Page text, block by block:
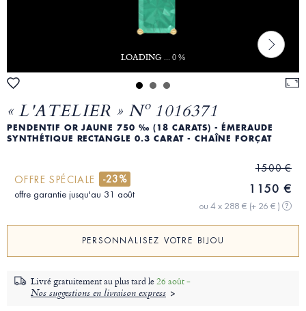
LOADING ... 0 %
« L'ATELIER » Nº 1016371
PENDENTIF OR JAUNE 750 ‰ (18 CARATS) - ÉMERAUDE
SYNTHÉTIQUE RECTANGLE 0.3 CARAT - CHAÎNE FORÇAT
OFFRE SPÉCIALE -23%
offre garantie jusqu'au 31 août
1500 €
1150 €
ou 4 x 288 € (+ 26 € ) ?
PERSONNALISEZ VOTRE BIJOU
Livré gratuitement au plus tard le26 août -
Nos suggestions en livraison express